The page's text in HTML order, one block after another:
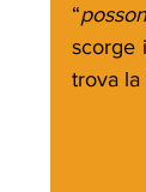
“
scorge
trova la